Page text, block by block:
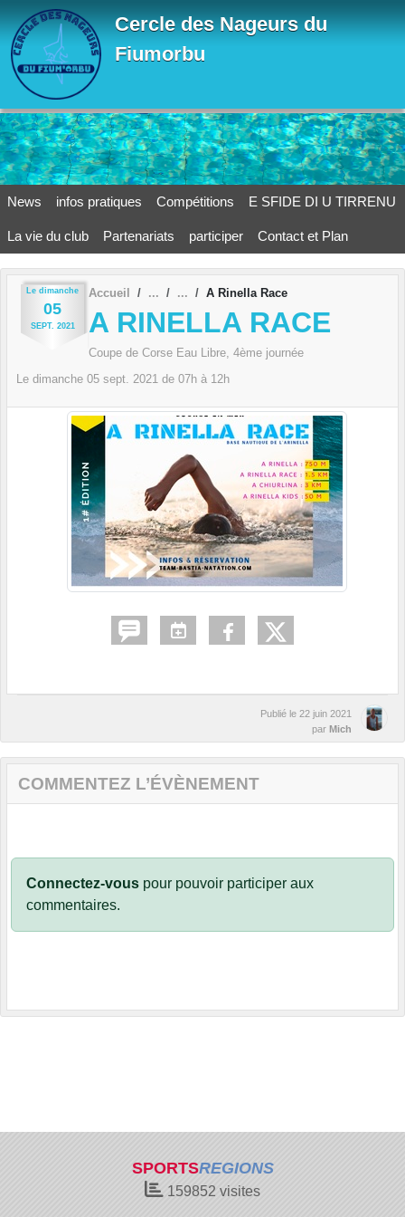
Cercle des Nageurs du
Fiumorbu
News infos pratiques Compétitions E SFIDE DI U TIRRENU
La vie du club Partenariats participer Contact et Plan
Le dimanche
05
SEPT. 2021
Accueil A Rinella Race
A RINELLA RACE
Coupe de Corse Eau Libre, 4ème journée
Le dimanche 05 sept. 2021 de 07h à 12h
Publié le 22 juin 2021
par Mich
COMMENTEZ L’ÉVÈNEMENT
Connectez-vous pour pouvoir participer aux
commentaires.
SPORTSREGIONS
159852 visites
Panneau de gestion des cookies